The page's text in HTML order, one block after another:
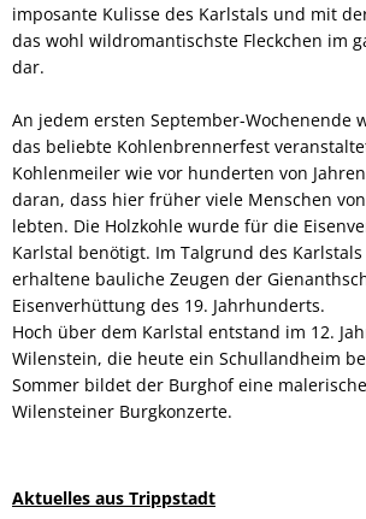
imposante Kulisse des Karlstals und mit
das wohl wildromantischste Fleckchen im
dar.
An jedem ersten September-Wochenende
das beliebte Kohlenbrennerfest
Kohlenmeiler wie vor hunderten von
daran, dass hier früher viele Menschen
lebten. Die Holzkohle wurde für die
Karlstal benötigt. Im Talgrund des
erhaltene bauliche Zeugen der
Eisenverhüttung des 19. Jahrhunderts.
Hoch über dem Karlstal entstand im 12.
Wilenstein, die heute ein Schullandheim
Sommer bildet der Burghof eine
Wilensteiner Burgkonzerte.
Aktuelles aus Trippstadt